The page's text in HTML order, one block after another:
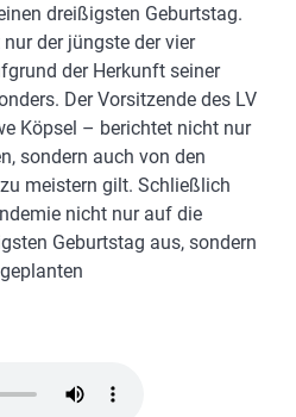
dreißigsten Geburtstag.
der jüngste der vier
der Herkunft seiner
Der Vorsitzende des LV
Köpsel – berichtet nicht nur
sondern auch von den
meistern gilt. Schließlich
nicht nur auf die
Geburtstag aus, sondern